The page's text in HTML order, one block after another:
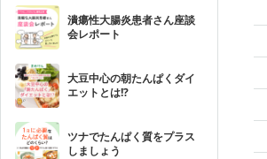
潰瘍性大腸炎患者さん座談
会レポート
大豆中心の朝たんぱくダイ
エットとは!?
ツナでたんぱく質をプラス
しましょう